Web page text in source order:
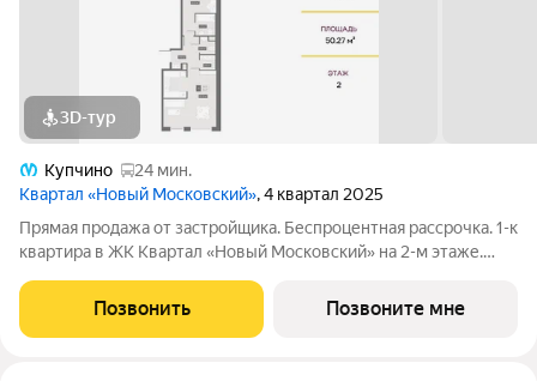
3D-тур
Купчино
24 мин.
Квартал «Новый Московский», 4 квартал 2025
Прямая продажа от застройщика. Беспроцентная рассрочка. 1-к
квартира в ЖК Квартал «Новый Московский» на 2-м этаже.
квартал «Новый Московский» в Пушкинском районе. Этот
комплекс объединит в себе
Позвонить Позвоните мне